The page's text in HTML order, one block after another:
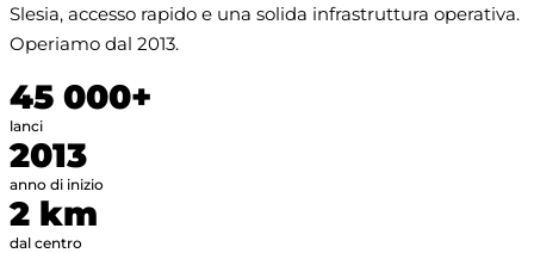
Slesia, accesso rapido e una solida infrastruttura operativa.
Operiamo dal 2013.
45 000+
lanci
2013
anno di inizio
2 km
dal centro